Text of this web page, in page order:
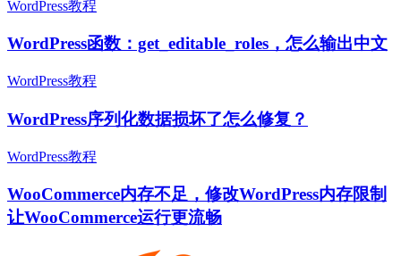
WordPress教程
WordPress函数：get_editable_roles，怎么输出中文
WordPress教程
WordPress序列化数据损坏了怎么修复？
WordPress教程
WooCommerce内存不足，修改WordPress内存限制
让WooCommerce运行更流畅